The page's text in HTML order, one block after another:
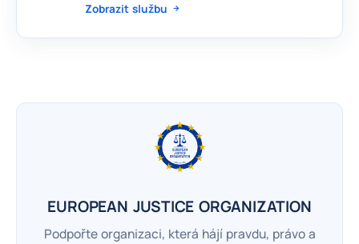
Zobrazit službu
EUROPEAN JUSTICE ORGANIZATION
Podpořte organizaci, která hájí pravdu, právo a